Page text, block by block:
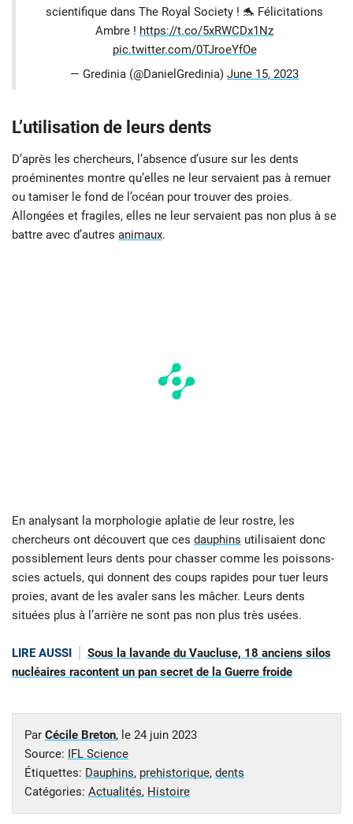
scientifique dans The Royal Society ! 🐬 Félicitations
Ambre ! https://t.co/5xRWCDx1Nz
pic.twitter.com/0TJroeYfOe
— Gredinia (@DanielGredinia) June 15, 2023
L’utilisation de leurs dents
D’après les chercheurs, l’absence d’usure sur les dents
proéminentes montre qu’elles ne leur servaient pas à remuer
ou tamiser le fond de l’océan pour trouver des proies.
Allongées et fragiles, elles ne leur servaient pas non plus à se
battre avec d’autres animaux.
En analysant la morphologie aplatie de leur rostre, les
chercheurs ont découvert que ces dauphins utilisaient donc
possiblement leurs dents pour chasser comme les poissons-
scies actuels, qui donnent des coups rapides pour tuer leurs
proies, avant de les avaler sans les mâcher. Leurs dents
situées plus à l’arrière ne sont pas non plus très usées.
LIRE AUSSI
Sous la lavande du Vaucluse, 18 anciens silos
nucléaires racontent un pan secret de la Guerre froide
Par Cécile Breton, le 24 juin 2023
Source:
IFL Science
Étiquettes: Dauphins, prehistorique, dents
Catégories: Actualités, Histoire